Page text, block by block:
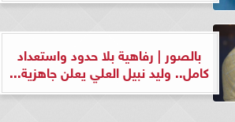
بالصور | رفاهية بلا حدود واستعداد
كامل.. وليد نبيل العلي يعلن جاهزية...